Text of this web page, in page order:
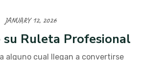
JANUARY 12, 2026
su Ruleta Profesional
alguno cual llegan a convertirse